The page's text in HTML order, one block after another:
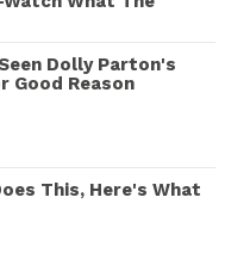
Seen Dolly Parton's
Good Reason
This, Here's What